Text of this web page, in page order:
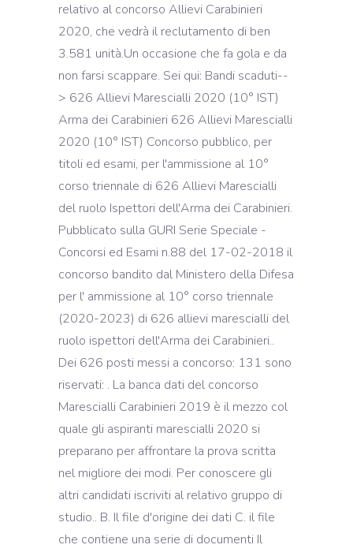
relativo al concorso Allievi Carabinieri
2020, che vedrà il reclutamento di ben
3.581 unità.Un occasione che fa gola e da
non farsi scappare. Sei qui: Bandi scaduti--
> 626 Allievi Marescialli 2020 (10° IST)
Arma dei Carabinieri 626 Allievi Marescialli
2020 (10° IST) Concorso pubblico, per
titoli ed esami, per l'ammissione al 10°
corso triennale di 626 Allievi Marescialli
del ruolo Ispettori dell'Arma dei Carabinieri.
Pubblicato sulla GURI Serie Speciale -
Concorsi ed Esami n.88 del 17-02-2018 il
concorso bandito dal Ministero della Difesa
per l' ammissione al 10° corso triennale
(2020-2023) di 626 allievi marescialli del
ruolo ispettori dell'Arma dei Carabinieri..
Dei 626 posti messi a concorso: 131 sono
riservati: . La banca dati del concorso
Marescialli Carabinieri 2019 è il mezzo col
quale gli aspiranti marescialli 2020 si
preparano per affrontare la prova scritta
nel migliore dei modi. Per conoscere gli
altri candidati iscriviti al relativo gruppo di
studio.. B. Il file d'origine dei dati C. il file
che contiene una serie di documenti Il